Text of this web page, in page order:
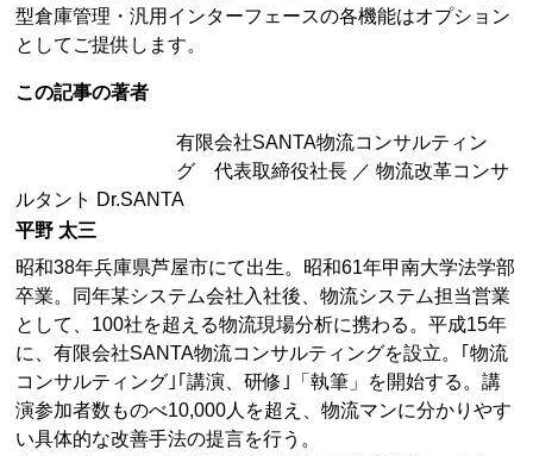
型倉庫管理・汎用インターフェースの各機能はオプション
としてご提供します。
この記事の著者
有限会社SANTA物流コンサルティン
グ 代表取締役社長 ／ 物流改革コンサ
ルタント Dr.SANTA
平野 太三
昭和38年兵庫県芦屋市にて出生。昭和61年甲南大学法学部
卒業。同年某システム会社入社後、物流システム担当営業
として、100社を超える物流現場分析に携わる。平成15年
に、有限会社SANTA物流コンサルティングを設立。｢物流
コンサルティング｣｢講演、研修｣「執筆」を開始する。講
演参加者数ものべ10,000人を超え、物流マンに分かりやす
い具体的な改善手法の提言を行う。